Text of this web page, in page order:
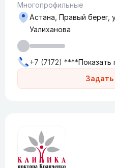
Многопрофильные
Задать
Астана, Правый берег,
Уалиханова
+7 (7172) ****Показать